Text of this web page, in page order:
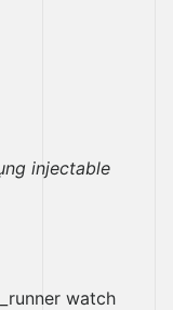
injectable
watch